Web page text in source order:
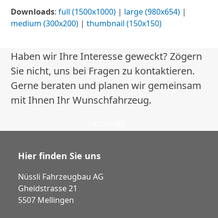
Downloads:full (1500x1000) | large (980x654) |
medium (300x200) |thumbnail (150x150)
Haben wir Ihre Interesse geweckt? Zögern
Sie nicht, uns bei Fragen zu kontaktieren.
Gerne beraten und planen wir gemeinsam
mit Ihnen Ihr Wunschfahrzeug.
Hier finden Sie uns
Nüssli Fahrzeugbau AG
Gheidstrasse 21
5507 Mellingen